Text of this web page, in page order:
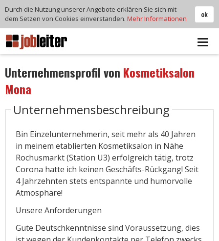
Unternehmensprofil von Kosmetiksalon
Mona
Unternehmensbeschreibung
Bin Einzelunternehmerin, seit mehr als 40 Jahren
in meinem etablierten Kosmetiksalon in Nähe
Rochusmarkt (Station U3) erfolgreich tätig, trotz
Corona hatte ich keinen Geschäfts-Rückgang! Seit
4 Jahrzehnten stets entspannte und humorvolle
Atmosphäre!
Unsere Anforderungen
Gute Deutschkenntnisse sind Voraussetzung, dies
ok
Durch die Nutzung unserer Angebote erklären Sie sich mit
dem Setzen von Cookies einverstanden. Mehr Informationen